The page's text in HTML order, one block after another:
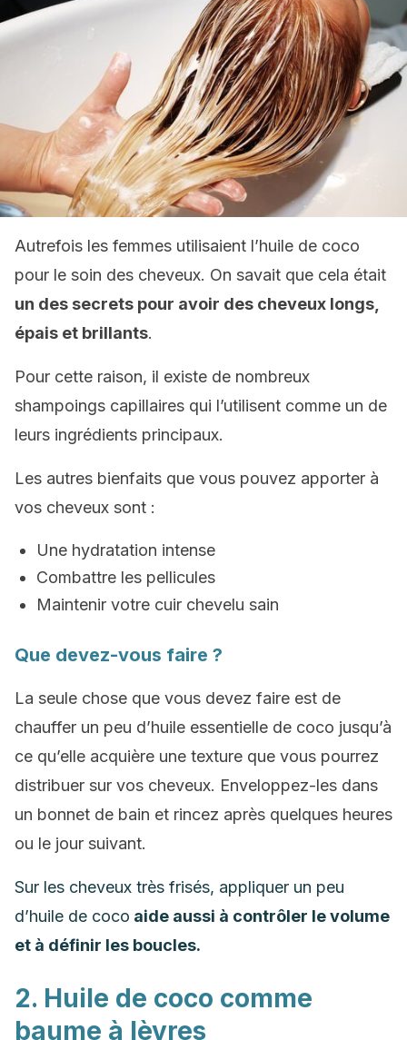
Autrefois les femmes utilisaient l’huile de coco
pour le soin des cheveux. On savait que cela était
un des secrets pour avoir des cheveux longs,
épais et brillants.
Pour cette raison, il existe de nombreux
shampoings capillaires qui l’utilisent comme un de
leurs ingrédients principaux.
Les autres bienfaits que vous pouvez apporter à
vos cheveux sont :
Une hydratation intense
Combattre les pellicules
Maintenir votre cuir chevelu sain
Que devez-vous faire ?
La seule chose que vous devez faire est de
chauffer un peu d’huile essentielle de coco jusqu’à
ce qu’elle acquière une texture que vous pourrez
distribuer sur vos cheveux. Enveloppez-les dans
un bonnet de bain et rincez après quelques heures
ou le jour suivant.
Sur les cheveux très frisés, appliquer un peu
d’huile de coco aide aussi à contrôler le volume
et à définir les boucles.
2. Huile de coco comme
baume à lèvres